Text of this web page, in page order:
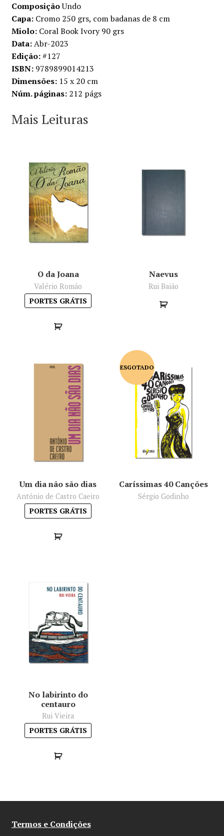
ComposiçãoUndo
Capa: Cromo 250 grs, com badanas de 8 cm
Miolo:Coral Book Ivory 90 grs
Data:Abr-2023
Edição:#127
ISBN:9789899014213
Dimensões:15 x 20 cm
Núm. páginas:212 págs
Mais Leituras
O da Joana
Valério Romão
PORTES GRÁTIS
Naevus
Rui Baião
Um dia não são dias
António de Castro Caeiro
PORTES GRÁTIS
ESGOTADO
Caríssimas 40 Canções
Sérgio Godinho
No labirinto do
centauro
Rui Vieira
PORTES GRÁTIS
Termos e Condições